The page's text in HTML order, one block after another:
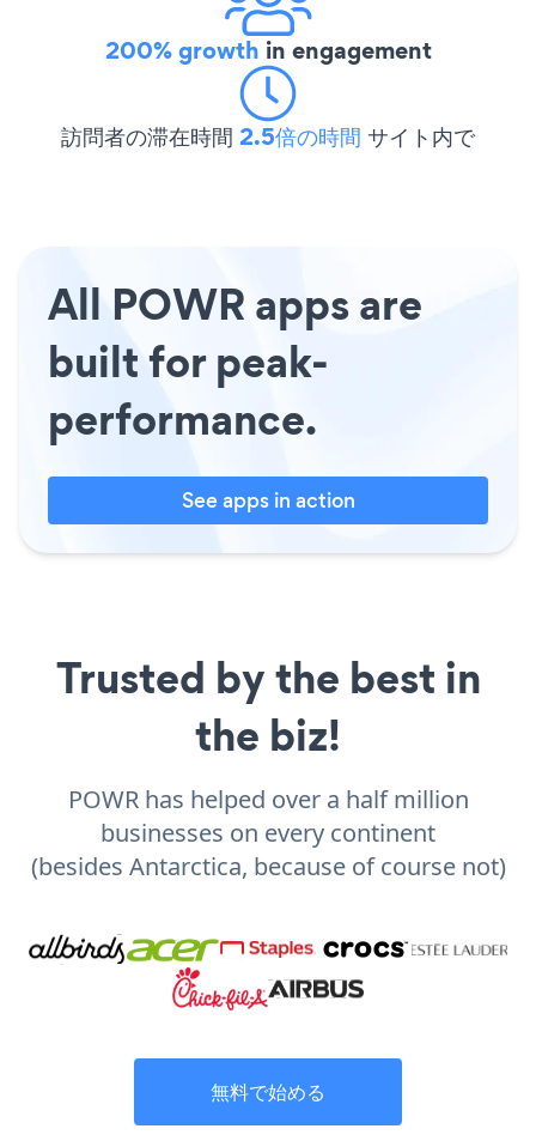
200% growth in engagement
訪問者の滞在時間 2.5倍の時間 サイト内で
All POWR apps are
built for peak-
performance.
See apps in action
Trusted by the best in
the biz!
POWR has helped over a half million
businesses on every continent
(besides Antarctica, because of course not)
無料で始める